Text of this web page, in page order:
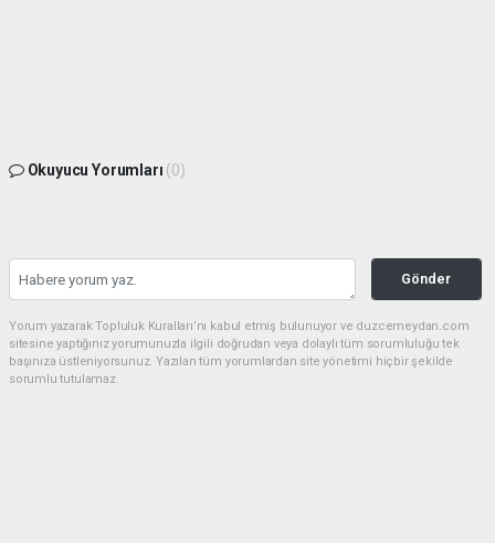
Okuyucu Yorumları (0)
Gönder
Yorum yazarak Topluluk Kuralları’nı kabul etmiş bulunuyor ve duzcemeydan.com
sitesine yaptığınız yorumunuzla ilgili doğrudan veya dolaylı tüm sorumluluğu tek
başınıza üstleniyorsunuz. Yazılan tüm yorumlardan site yönetimi hiçbir şekilde
sorumlu tutulamaz.